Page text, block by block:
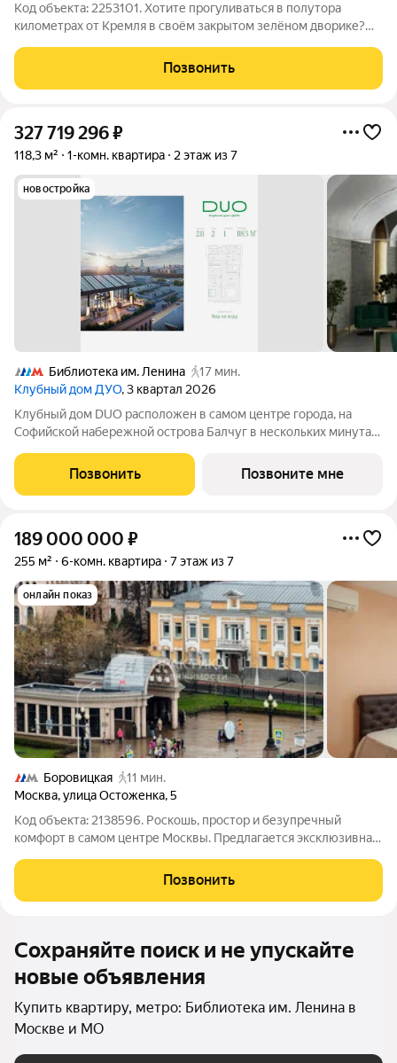
Код объекта: 2253101. Хотите прогуливаться в полутора
километрах от Кремля в своём закрытом зелёном дворике?
комфортной парковки на своей территории. Описание
квартиры: Продаётся квартира, устроенная
Позвонить
327 719 296₽
118,3 м² 1-комн. квартира 2 этаж из 7
новостройка
Библиотека им. Ленина
17 мин.
Клубный дом ДУО, 3 квартал 2026
Клубный дом DUO расположен в самом центре города, на
Софийской набережной острова Балчуг в нескольких минутах
прошлого и архитектуры будущего. Историческое наследие
дополняется современными
Позвонить Позвоните мне
189 000 000 ₽
255 м² 6-комн. квартира 7 этаж из 7
онлайн показ
Боровицкая
11 мин.
Москва,улица Остоженка,5
Код объекта: 2138596. Роскошь, простор и безупречный
комфорт в самом центре Москвы. Предлагается эксклюзивная
Позвонить
Сохраняйте поиск и не упускайте
новые объявления
Купить квартиру, метро: Библиотека им. Ленина в
Москве и МО